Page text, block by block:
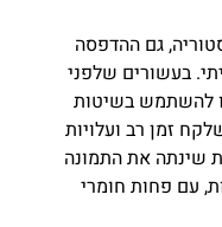
גם ההדפסה
בעשורים שלפני
להשתמש בשיטות
זמן רב ועלויות
שינתה את התמונה
עם פחות חומרי